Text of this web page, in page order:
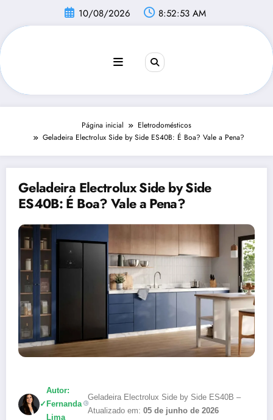
conteúdo
10/08/2026 8:52:54 AM
Página inicial
Eletrodomésticos
Geladeira Electrolux Side by Side ES40B: É Boa? Vale a Pena?
Geladeira Electrolux Side by Side
ES40B: É Boa? Vale a Pena?
✓
Autor:
Fernanda
Lima
Geladeira Electrolux Side by Side ES40B –
Atualizado em:05 de junho de 2026